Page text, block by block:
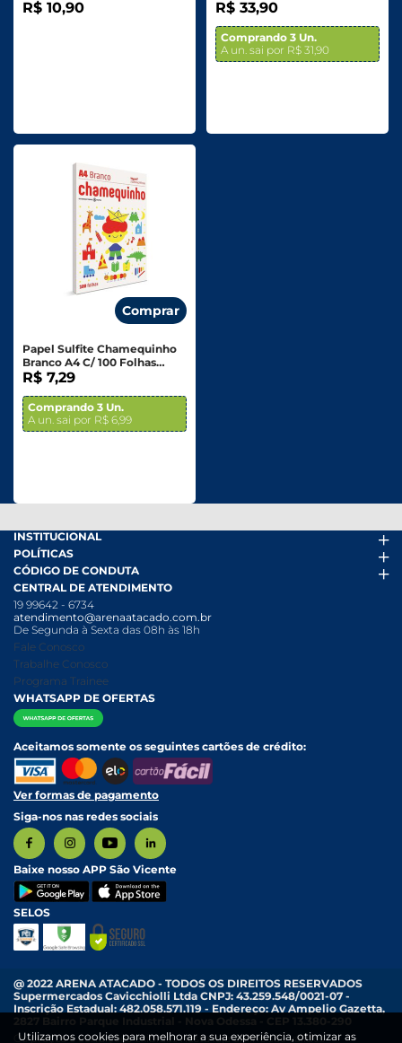
R$ 10,90 R$ 33,90
Comprando 3 Un.
A un. sai por R$ 31,90
Comprar
Papel Sulfite Chamequinho
Branco A4 C/ 100 Folhas
Pacote
R$ 7,29
Comprando 3 Un.
A un. sai por R$ 6,99
INSTITUCIONAL
Arena Mais
Fácil Pra Pagar
Ofertas
Folheto
Nossas Lojas
Nossa História
Relatório Transparência Salarial
POLÍTICAS
Termos de uso
Política de Trocas e Devoluções
Política de Privacidade
Política Anticorrupção
Política de entrega e Retirada
Política de Pagamento
CÓDIGO DE CONDUTA
Código de conduta PDF
Canal de Denúncias
Canal de Denúncias da Mulher
CENTRAL DE ATENDIMENTO
19 99642 - 6734
atendimento@arenaatacado.com.br
De Segunda à Sexta das 08h às 18h
Fale Conosco
Trabalhe Conosco
Programa Trainee
WHATSAPP DE OFERTAS
Aceitamos somente os seguintes cartões de crédito:
Ver formas de pagamento
Siga-nos nas redes sociais
Baixe nosso APP São Vicente
SELOS
@ 2022 ARENA ATACADO - TODOS OS DIREITOS RESERVADOS
Supermercados Cavicchiolli Ltda CNPJ: 43.259.548/0021-07 -
Inscrição Estadual: 482.058.571.119 - Endereço: Av Ampelio Gazetta,
Os preços e condições exibidas nesta loja online são válidos
Utilizamos cookies para melhorar a sua experiência, otimizar as